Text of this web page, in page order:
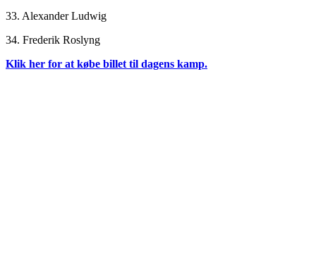
33. Alexander Ludwig
34. Frederik Roslyng
Klik her for at købe billet til dagens kamp.